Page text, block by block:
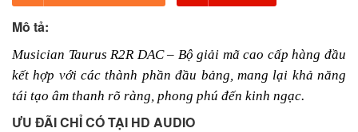
Mô tả:
Musician Taurus R2R DAC – Bộ giải mã cao cấp hàng đầu
kết hợp với các thành phần đầu bảng, mang lại khả năng
tái tạo âm thanh rõ ràng, phong phú đến kinh ngạc.
ƯU ĐÃI CHỈ CÓ TẠI HD AUDIO